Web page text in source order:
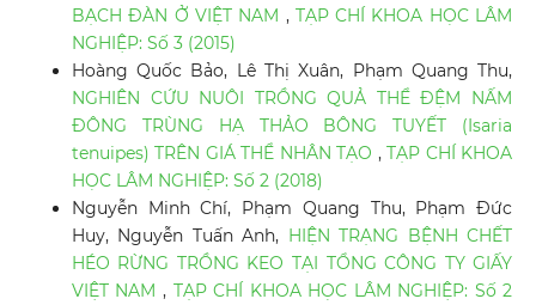
BẠCH ĐÀN Ở VIỆT NAM , TẠP CHÍ KHOA HỌC LÂM
NGHIỆP: Số 3 (2015)
Hoàng Quốc Bảo, Lê Thị Xuân, Phạm Quang Thu,
NGHIÊN CỨU NUÔI TRỒNG QUẢ THỂ ĐỆM NẤM
ĐÔNG TRÙNG HẠ THẢO BÔNG TUYẾT (Isaria
tenuipes) TRÊN GIÁ THỂ NHÂN TẠO ,TẠP CHÍ KHOA
HỌC LÂM NGHIỆP: Số 2 (2018)
Nguyễn Minh Chí, Phạm Quang Thu, Phạm Đức
Huy, Nguyễn Tuấn Anh, HIỆN TRẠNG BỆNH CHẾT
HÉO RỪNG TRỒNG KEO TẠI TỔNG CÔNG TY GIẤY
VIỆT NAM , TẠP CHÍ KHOA HỌC LÂM NGHIỆP: Số 2